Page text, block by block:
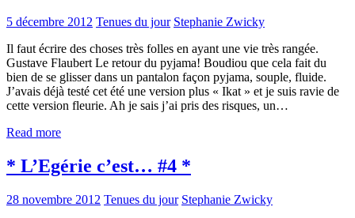
5 décembre 2012 Tenues du jour Stephanie Zwicky
Il faut écrire des choses très folles en ayant une vie très rangée.
Gustave Flaubert Le retour du pyjama! Boudiou que cela fait du
bien de se glisser dans un pantalon façon pyjama, souple, fluide.
J’avais déjà testé cet été une version plus « Ikat » et je suis ravie de
cette version fleurie. Ah je sais j’ai pris des risques, un…
Read more
* L’Egérie c’est… #4 *
28 novembre 2012 Tenues du jour Stephanie Zwicky